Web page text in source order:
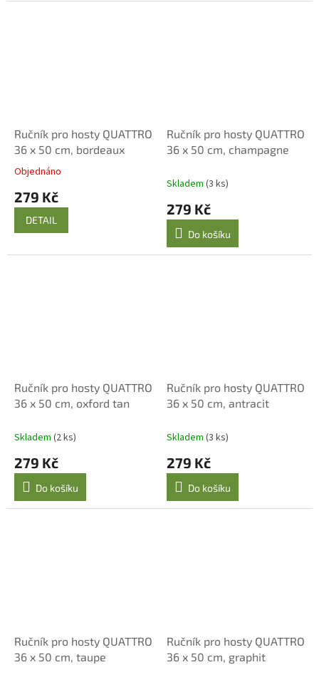
Ručník pro hosty QUATTRO
36 x 50 cm, bordeaux
Průměrné
produktu
5,0
5
Objednáno
279 Kč
DETAIL
Ručník pro hosty QUATTRO
36 x 50 cm, champagne
Skladem (3 ks)
279 Kč
Do košíku
Ručník pro hosty QUATTRO
36 x 50 cm, oxford tan
Skladem (2 ks)
279 Kč
Do košíku
Ručník pro hosty QUATTRO
36 x 50 cm, antracit
Skladem (3 ks)
279 Kč
Do košíku
Ručník pro hosty QUATTRO
36 x 50 cm, taupe
Ručník pro hosty QUATTRO
36 x 50 cm, graphit